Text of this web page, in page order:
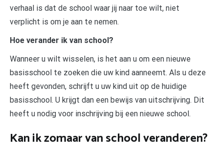
verhaal is dat de school waar jij naar toe wilt, niet
verplicht is om je aan te nemen.
Hoe verander ik van school?
Wanneer u wilt wisselen, is het aan u om een nieuwe
basisschool te zoeken die uw kind aanneemt. Als u deze
heeft gevonden, schrijft u uw kind uit op de huidige
basisschool. U krijgt dan een bewijs van uitschrijving. Dit
heeft u nodig voor inschrijving bij een nieuwe school.
Kan ik zomaar van school veranderen?